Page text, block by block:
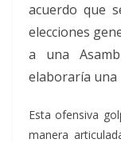
acuerdo que
elecciones
a una
elaboraría una
Esta ofensiva
manera